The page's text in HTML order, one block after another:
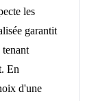
les
garantit
En
d'une